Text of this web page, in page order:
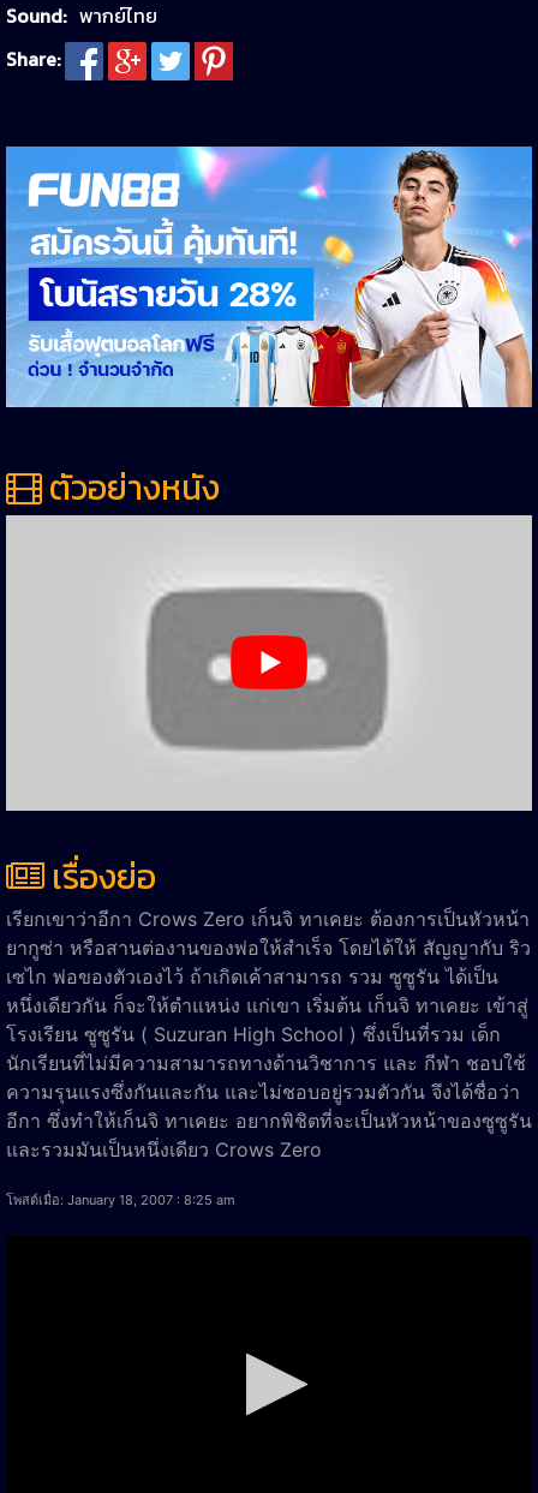
Sound: พากย์ไทย
Share:
ตัวอย่างหนัง
เรื่องย่อ
เรียกเขาว่าอีกา Crows Zero เก็นจิ ทาเคยะ ต้องการเป็นหัวหน้า
ยากูซ่า หรือสานต่องานของพ่อให้สำเร็จ โดยได้ให้ สัญญากับ ริว
เซไก พ่อของตัวเองไว้ ถ้าเกิดเค้าสามารถ รวม ซูซูรัน ได้เป็น
หนึ่งเดียวกัน ก็จะให้ตำแหน่ง แก่เขา เริ่มต้น เก็นจิ ทาเคยะ เข้าสู่
โรงเรียน ซูซูรัน ( Suzuran High School ) ซึ่งเป็นที่รวม เด็ก
นักเรียนที่ไม่มีความสามารถทางด้านวิชาการ และ กีฬา ชอบใช้
ความรุนแรงซึ่งกันและกัน และไม่ชอบอยู่รวมตัวกัน จึงได้ชื่อว่า
อีกา ซึ่งทำให้เก็นจิ ทาเคยะ อยากพิชิตที่จะเป็นหัวหน้าของซูซูรัน
และรวมมันเป็นหนึ่งเดียว Crows Zero
โพสต์เมื่อ: January 18, 2007 : 8:25 am